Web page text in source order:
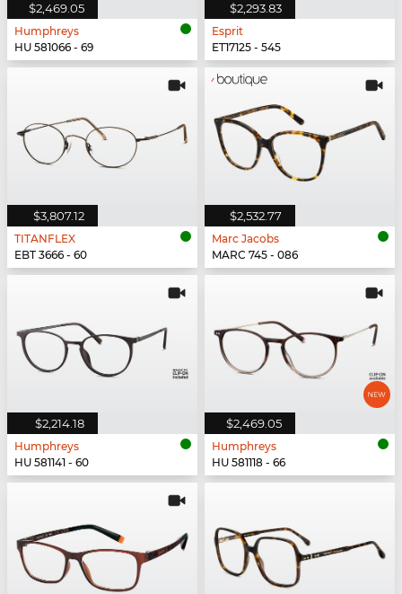
$2,469.05
Humphreys
HU 581066 - 69
$2,293.83
Esprit
ET17125 - 545
$3,807.12
TITANFLEX
EBT 3666 - 60
$2,532.77
Marc Jacobs
MARC 745 - 086
$2,214.18
Humphreys
HU 581141 - 60
$2,469.05
Humphreys
HU 581118 - 66